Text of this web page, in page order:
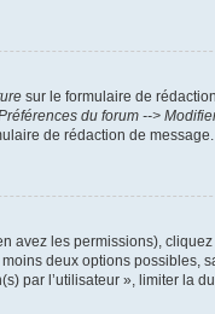
sur le formulaire de
du forum -->
de rédaction de message.
avez les permissions), cliquez
deux options possibles,
par l’utilisateur », limiter la